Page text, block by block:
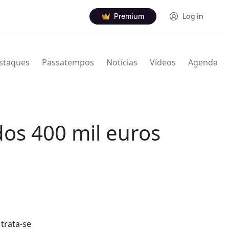
Premium Log in
Passatempos Notícias Vídeos Agenda
400 mil euros
se